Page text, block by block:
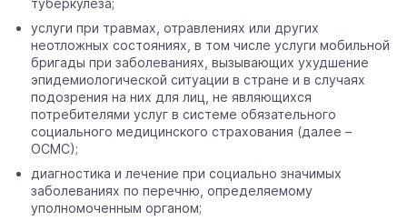
туберкулеза;
услуги при травмах, отравлениях или других
неотложных состояниях, в том числе услуги мобильной
бригады при заболеваниях, вызывающих ухудшение
эпидемиологической ситуации в стране и в случаях
подозрения на них для лиц, не являющихся
потребителями услуг в системе обязательного
социального медицинского страхования (далее –
ОСМС);
диагностика и лечение при социально значимых
заболеваниях по перечню, определяемому
уполномоченным органом;